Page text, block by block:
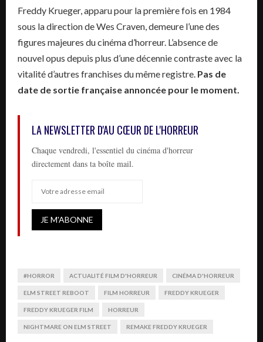
Freddy Krueger, apparu pour la première fois en 1984
sous la direction de Wes Craven, demeure l’une des
figures majeures du cinéma d’horreur. L’absence de
nouvel opus depuis plus d’une décennie contraste avec la
vitalité d’autres franchises du même registre. Pas de
date de sortie française annoncée pour le moment.
LA NEWSLETTER D'AU CŒUR DE L'HORREUR
Chaque vendredi, l'essentiel du cinéma d'horreur
directement dans ta boîte mail.
#HORROR ACTUALITÉ FILM D'HORREUR CINÉMA D'HORREUR
ELM STREET REBOOT FILM HORREUR FREDDY KRUEGER
FREDDY KRUEGER FILM HORREUR
NIGHTMARE ON ELM STREET REMAKE FREDDY KRUEGER